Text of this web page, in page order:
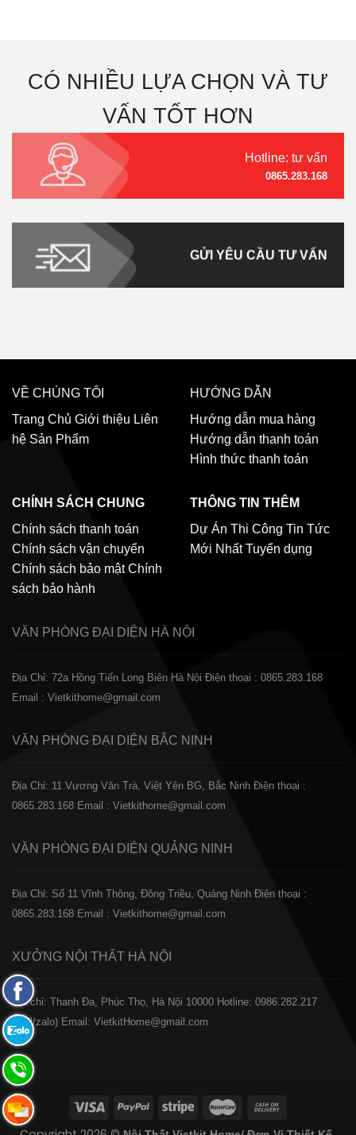
CÓ NHIỀU LỰA CHỌN VÀ TƯ
VẤN TỐT HƠN
Hotline: tư vấn
0865.283.168
GỬI YÊU CẦU TƯ VẤN
VỀ CHÚNG TÔI
Trang Chủ Giới thiệu Liên
hệ Sản Phẩm
HƯỚNG DẪN
Hướng dẫn mua hàng
Hướng dẫn thanh toán
Hình thức thanh toán
CHÍNH SÁCH CHUNG
Chính sách thanh toán
Chính sách vận chuyển
Chính sách bảo mật Chính
sách bảo hành
THÔNG TIN THÊM
Dự Án Thi Công Tin Tức
Mới Nhất Tuyển dụng
VĂN PHÒNG ĐẠI DIỆN HÀ NỘI
Địa Chỉ: 72a Hồng Tiến Long Biên Hà Nội Điện thoại : 0865.283.168
Email : Vietkithome@gmail.com
VĂN PHÒNG ĐẠI DIỆN BẮC NINH
Địa Chỉ: 11 Vương Văn Trà, Việt Yên BG, Bắc Ninh Điện thoại :
0865.283.168 Email : Vietkithome@gmail.com
VĂN PHÒNG ĐẠI DIỆN QUẢNG NINH
Địa Chỉ: Số 11 Vĩnh Thông, Đông Triều, Quảng Ninh Điện thoại :
0865.283.168 Email : Vietkithome@gmail.com
XƯỞNG NỘI THẤT HÀ NỘI
️Địa chỉ: Thanh Đa, Phúc Thọ, Hà Nội 10000 Hotline: 0986.282.217
(Call/zalo) Email: VietkitHome@gmail.com
Fanpage
Facebook
Zalo:
0865.283.168
Hotline:
0865.283.168
Hotline: